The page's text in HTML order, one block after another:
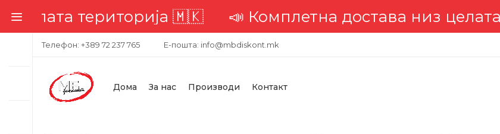
територија 🇲🇰 📣 Комплетна достава низ целата
Телефон: +389 72 237 765 Е-пошта: info@mbdiskont.mk
Дома За нас Производи Контакт